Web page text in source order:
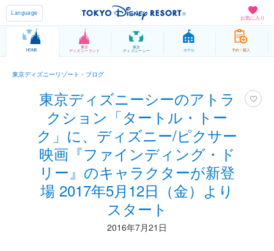
お気に入り
Language
HOME
東京
ディズニーランド
東京
ディズニーシー ホテル 予約 / 購入
東京ディズニーリゾート・ブログ
東京ディズニーシーのアトラ
クション「タートル・トー
ク」に、ディズニー/ピクサー
映画『ファインディング・ド
リー』のキャラクターが新登
場 2017年5月12日（金）より
スタート
2016年7月21日